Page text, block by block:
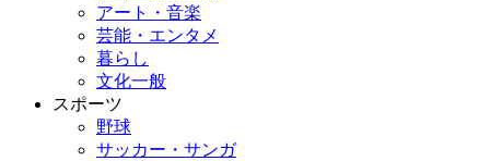
アート・音楽
芸能・エンタメ
暮らし
文化一般
スポーツ
野球
サッカー・サンガ